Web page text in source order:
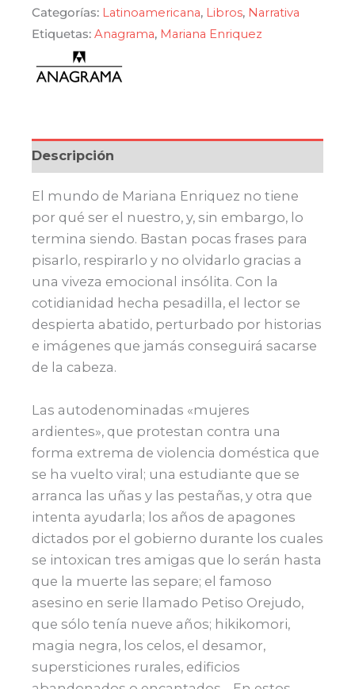
Categorías: Latinoamericana, Libros, Narrativa
Etiquetas: Anagrama, Mariana Enriquez
Descripción
El mundo de Mariana Enriquez no tiene
por qué ser el nuestro, y, sin embargo, lo
termina siendo. Bastan pocas frases para
pisarlo, respirarlo y no olvidarlo gracias a
una viveza emocional insólita. Con la
cotidianidad hecha pesadilla, el lector se
despierta abatido, perturbado por historias
e imágenes que jamás conseguirá sacarse
de la cabeza.
Las autodenominadas «mujeres
ardientes», que protestan contra una
forma extrema de violencia doméstica que
se ha vuelto viral; una estudiante que se
arranca las uñas y las pestañas, y otra que
intenta ayudarla; los años de apagones
dictados por el gobierno durante los cuales
se intoxican tres amigas que lo serán hasta
que la muerte las separe; el famoso
asesino en serie llamado Petiso Orejudo,
que sólo tenía nueve años; hikikomori,
magia negra, los celos, el desamor,
supersticiones rurales, edificios